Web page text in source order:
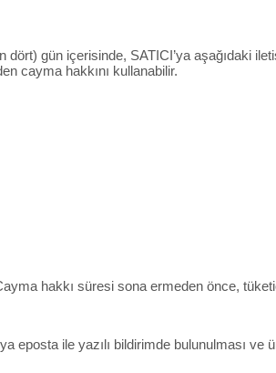
gün içerisinde, SATICI’ya aşağıdaki
cayma hakkını kullanabilir.
hakkı süresi sona ermeden önce,
eposta ile yazılı bildirimde bulunulması